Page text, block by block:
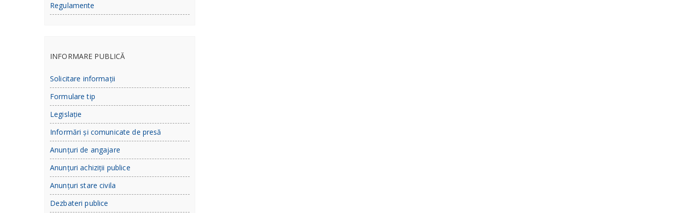
Regulamente
INFORMARE PUBLICĂ
Solicitare informații
Formulare tip
Legislație
Informări și comunicate de presă
Anunțuri de angajare
Anunțuri achiziții publice
Anunțuri stare civila
Dezbateri publice